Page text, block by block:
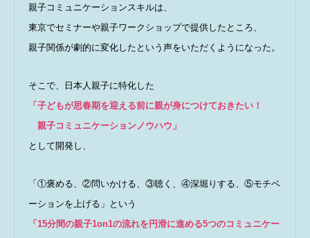
親子コミュニケーションスキルは、
東京でセミナーや親子ワークショップで提供したところ、
親子関係が劇的に変化したという声をいただくようになった。
そこで、日本人親子に特化した
「子どもが思春期を迎える前に親が身につけておきたい！
親子コミュニケーションノウハウ」
として開発し、
「①褒める、②問いかける、③聴く、④深堀りする、⑤モチベ
ーションを上げる」という
「15分間の親子1on1の流れを円滑に進める5つのコミュニケー